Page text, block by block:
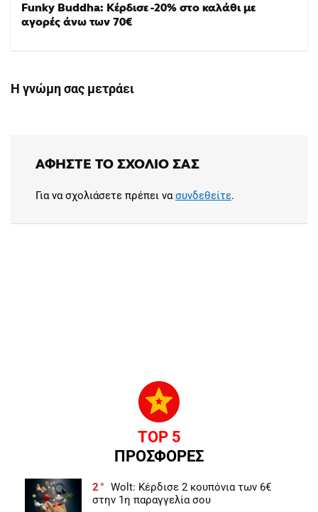
Funky Buddha: Κέρδισε -20% στο καλάθι με
αγορές άνω των 70€
Η γνώμη σας μετράει
ΑΦΉΣΤΕ ΤΟ ΣΧΌΛΙΟ ΣΑΣ
Για να σχολιάσετε πρέπει νασυνδεθείτε.
TOP 5
ΠΡΟΣΦΟΡΕΣ
2
Wolt: Κέρδισε 2 κουπόνια των 6€
στην 1η παραγγελία σου